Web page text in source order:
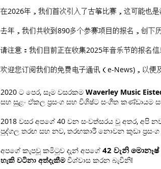
在2026年，我们首次引入了古筝比赛，这可能也
去年，我们共收到890多个参赛项目的报名，创下
请注意：我们目前正在收集2025年音乐节的报名信
欢迎您订阅我们的免费电子通讯（e-News)，以便
2020 ට පෙර, සෑම වසරකම Waverley Music
සහ සුළං ඒකල ප්‍රසංග සහ විශිෂ්ට සංගීත කණ්ඩායම
2018 වසර අපගේ 40 වන සංවත්සරය වූ අතර, අපි
පුද්ගල තරඟ සහ නව, තරඟකාරී නොවන කුඩා
අපගේ කැපවූ කමිටුව දැන් අපගේ 42 වැනි
හැකි වටිනා අත්දැකීම විශ්වාස කරන බැවිනි!